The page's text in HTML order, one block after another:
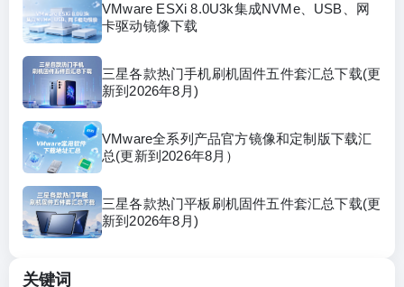
VMware ESXi 8.0U3k集成NVMe、USB、网
卡驱动镜像下载
三星各款热门手机刷机固件五件套汇总下载(更
新到2026年8月)
VMware全系列产品官方镜像和定制版下载汇
总(更新到2026年8月）
三星各款热门平板刷机固件五件套汇总下载(更
新到2026年8月)
关键词